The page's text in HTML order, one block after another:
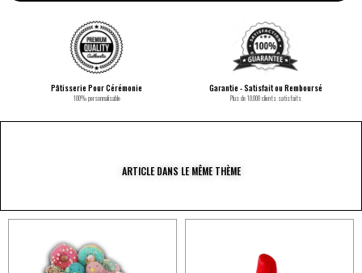
Pâtisserie Pour Cérémonie
100% personnalisable
Garantie - Satisfait ou Remboursé
Plus de 10.000 clients satisfaits
ARTICLE DANS LE MÊME THÈME